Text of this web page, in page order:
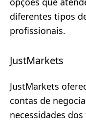
diferentes tipos
profissionais.
JustMarkets
JustMarkets
contas de
necessidades